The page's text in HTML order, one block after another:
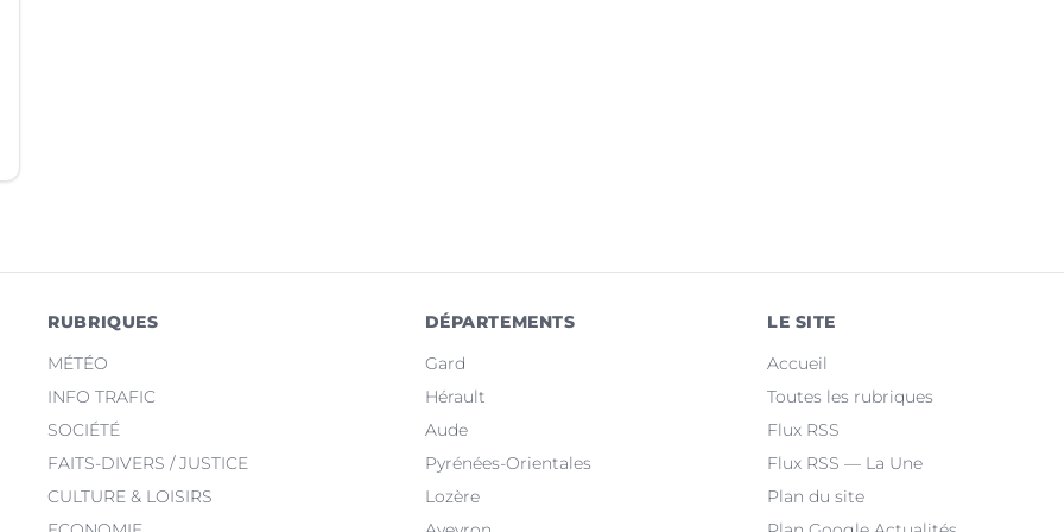
RUBRIQUES
MÉTÉO
INFO TRAFIC
SOCIÉTÉ
FAITS-DIVERS / JUSTICE
CULTURE & LOISIRS
DÉPARTEMENTS
Gard
Hérault
Aude
Pyrénées-Orientales
Lozère
LE SITE
Accueil
Toutes les rubriques
Flux RSS
Flux RSS — La Une
Plan du site